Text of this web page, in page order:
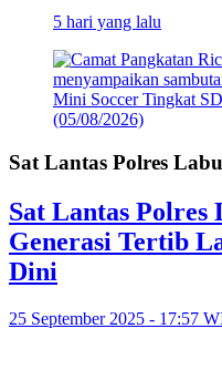
5 hari yang lalu
Sat Lantas Polres
Sat Lantas Polres
Generasi Tertib
Dini
25 September 2025 - 17:57